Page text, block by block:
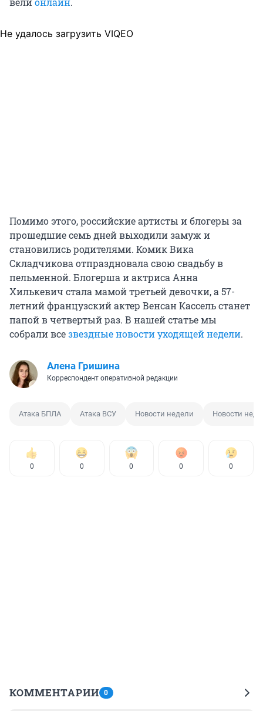
Не удалось загрузить VIQEO
Помимо этого, российские артисты и блогеры за
прошедшие семь дней выходили замуж и
становились родителями. Комик Вика
Складчикова отпраздновала свою свадьбу в
пельменной. Блогерша и актриса Анна
Хилькевич стала мамой третьей девочки, а 57-
летний французский актер Венсан Кассель станет
папой в четвертый раз. В нашей статье мы
собрали всезвездные новости уходящей недели.
Алена Гришина
Корреспондент оперативной редакции
Атака БПЛА Атака ВСУ Новости недели Новости
0 0 0 0 0
КОММЕНТАРИИ 0